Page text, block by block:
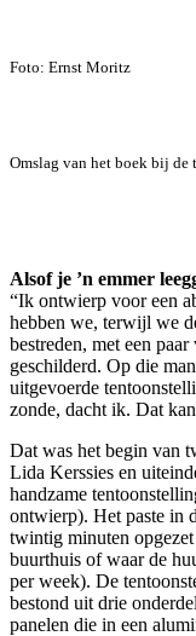
Foto: Ernst Moritz
Omslag van het boek bij de
Alsof je ’n emmer
“Ik ontwierp voor een
hebben we, terwijl we
bestreden, met een
geschilderd. Op die
uitgevoerde
zonde, dacht ik. Dat
Dat was het begin van
Lida Kerssies en
handzame
ontwierp). Het paste in
twintig minuten
buurthuis of waar de
per week). De
bestond uit drie
panelen die in een